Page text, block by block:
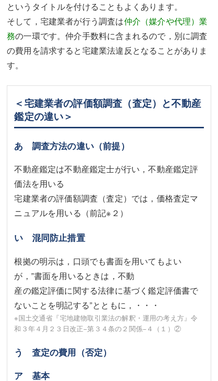
というタイトルを付けることもよくあります。
そして，宅建業者が行う調査は仲介（媒介や代理）業
務の一環です。仲介手数料に含まれるので，別に調査
の費用を請求すると宅建業法違反となることがありま
す。
＜宅建業者の評価額調査（査定）と不動産
鑑定の違い＞
あ 調査方法の違い（前提）
不動産鑑定は不動産鑑定士が行い，不動産鑑定評
価法を用いる
宅建業者の評価額調査（査定）では，価格査定マ
ニュアルを用いる（前記※２ ）
い 混同防止措置
根拠の明示は，口頭でも書面を用いてもよい
が，”書面を用いるときは，不動
産の鑑定評価に関する法律に基づく鑑定評価書で
ないことを明記する”とともに，・・・
※国土交通省『宅地建物取引業法の解釈・運用の考え方』令
和３年４月２３日改正−第３４条の２関係−４（１）②
う 査定の費用（否定）
ア 基本